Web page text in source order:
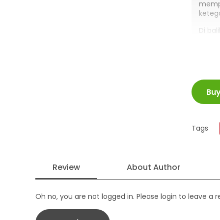
Di
ISBN
Size
Tags
Review About Author
Oh no, you are not logged in. Please login to leave a